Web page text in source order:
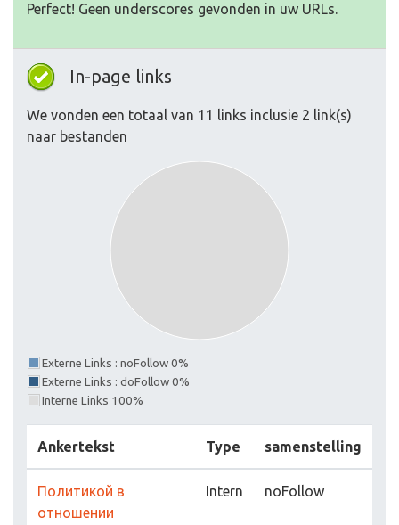
Perfect! Geen underscores gevonden in uw URLs.
In-page links
We vonden een totaal van 11 links inclusie 2 link(s)
naar bestanden
Externe Links : noFollow 0%
Externe Links : doFollow 0%
Interne Links 100%
Ankertekst Type samenstelling
Политикой в
отношении
Intern noFollow